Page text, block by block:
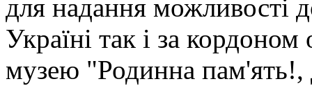
для надання можливості
Україні так і за
музею "Родинна